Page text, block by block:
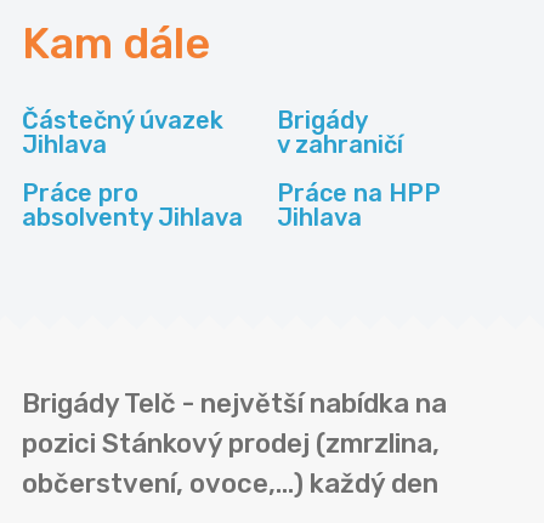
Kam dále
Částečný úvazek
Jihlava
Brigády
v zahraničí
Práce pro
absolventy Jihlava
Práce na HPP
Jihlava
Brigády Telč - největší nabídka na
pozici Stánkový prodej (zmrzlina,
občerstvení, ovoce,...) každý den